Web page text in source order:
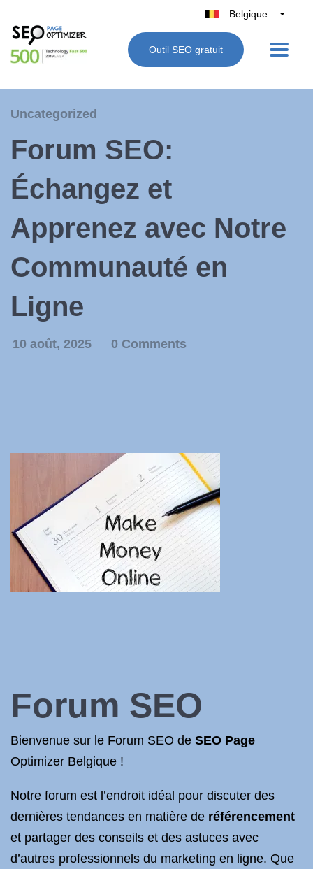
Belgique
België
Nederland
Outil SEO gratuit
Uncategorized
Forum SEO:
Échangez et
Apprenez avec Notre
Communauté en
Ligne
10 août, 2025 0 Comments
Forum SEO
Bienvenue sur le Forum SEO de SEO Page
Optimizer Belgique !
Notre forum est l’endroit idéal pour discuter des
dernières tendances en matière de référencement
et partager des conseils et des astuces avec
d’autres professionnels du marketing en ligne. Que